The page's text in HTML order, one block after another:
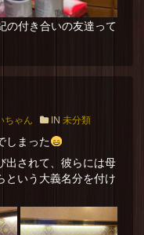
の付き合いの友達って
ちゃん IN 未分類
しまった
出されて、彼らには母
という大義名分を付け